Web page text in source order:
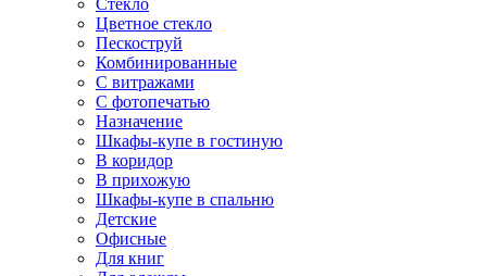
Стекло
Цветное стекло
Пескоструй
Комбинированные
С витражами
С фотопечатью
Назначение
Шкафы-купе в гостиную
В коридор
В прихожую
Шкафы-купе в спальню
Детские
Офисные
Для книг